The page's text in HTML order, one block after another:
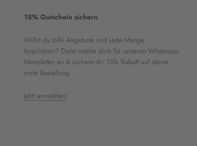
15% Gutschein sichern
Willst du tolle Angebote und jede Menge
Inspiration? Dann melde dich für unseren Whatsapp-
Newsletter an & sichere dir 15% Rabatt auf deine
erste Bestellung.
Jetzt anmelden!